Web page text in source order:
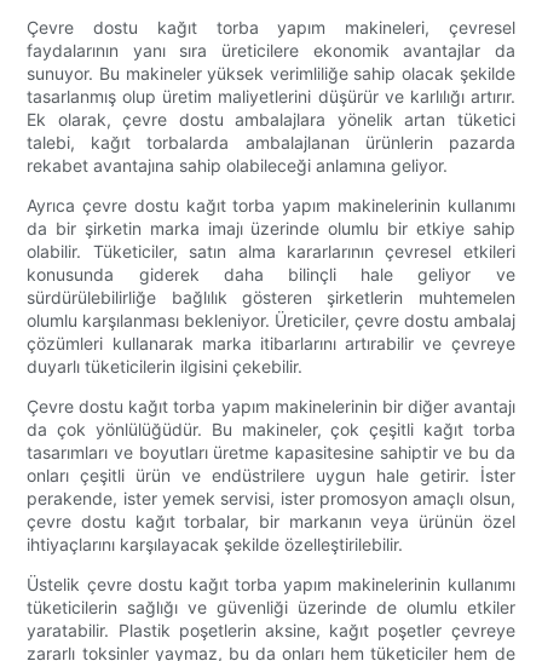
Çevre dostu kağıt torba yapım makineleri, çevresel
faydalarının yanı sıra üreticilere ekonomik avantajlar da
sunuyor. Bu makineler yüksek verimliliğe sahip olacak şekilde
tasarlanmış olup üretim maliyetlerini düşürür ve karlılığı artırır.
Ek olarak, çevre dostu ambalajlara yönelik artan tüketici
talebi, kağıt torbalarda ambalajlanan ürünlerin pazarda
rekabet avantajına sahip olabileceği anlamına geliyor.
Ayrıca çevre dostu kağıt torba yapım makinelerinin kullanımı
da bir şirketin marka imajı üzerinde olumlu bir etkiye sahip
olabilir. Tüketiciler, satın alma kararlarının çevresel etkileri
konusunda giderek daha bilinçli hale geliyor ve
sürdürülebilirliğe bağlılık gösteren şirketlerin muhtemelen
olumlu karşılanması bekleniyor. Üreticiler, çevre dostu ambalaj
çözümleri kullanarak marka itibarlarını artırabilir ve çevreye
duyarlı tüketicilerin ilgisini çekebilir.
Çevre dostu kağıt torba yapım makinelerinin bir diğer avantajı
da çok yönlülüğüdür. Bu makineler, çok çeşitli kağıt torba
tasarımları ve boyutları üretme kapasitesine sahiptir ve bu da
onları çeşitli ürün ve endüstrilere uygun hale getirir. İster
perakende, ister yemek servisi, ister promosyon amaçlı olsun,
çevre dostu kağıt torbalar, bir markanın veya ürünün özel
ihtiyaçlarını karşılayacak şekilde özelleştirilebilir.
Üstelik çevre dostu kağıt torba yapım makinelerinin kullanımı
tüketicilerin sağlığı ve güvenliği üzerinde de olumlu etkiler
yaratabilir. Plastik poşetlerin aksine, kağıt poşetler çevreye
zararlı toksinler yaymaz, bu da onları hem tüketiciler hem de